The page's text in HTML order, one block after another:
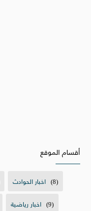
أقسام الموقع
اخبار الحوادث (8)
اخبار رياضية (9)